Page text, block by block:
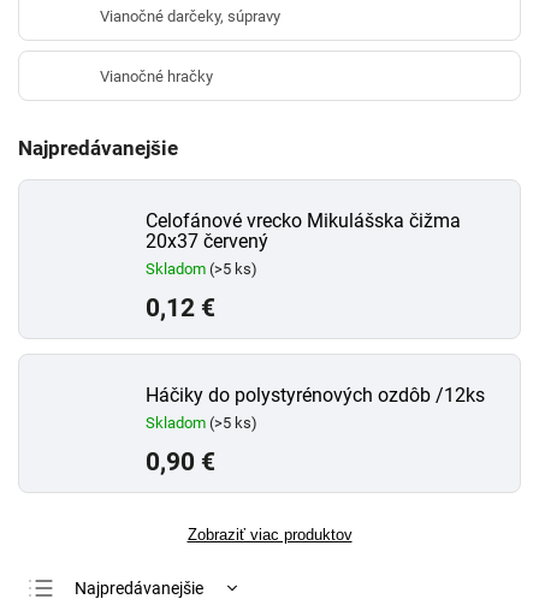
Vianočné darčeky, súpravy
Vianočné hračky
Najpredávanejšie
Celofánové vrecko Mikulášska čižma
20x37 červený
Skladom (>5 ks)
0,12 €
Háčiky do polystyrénových ozdôb /12ks
Skladom (>5 ks)
0,90 €
Zobraziť viac produktov
Najpredávanejšie